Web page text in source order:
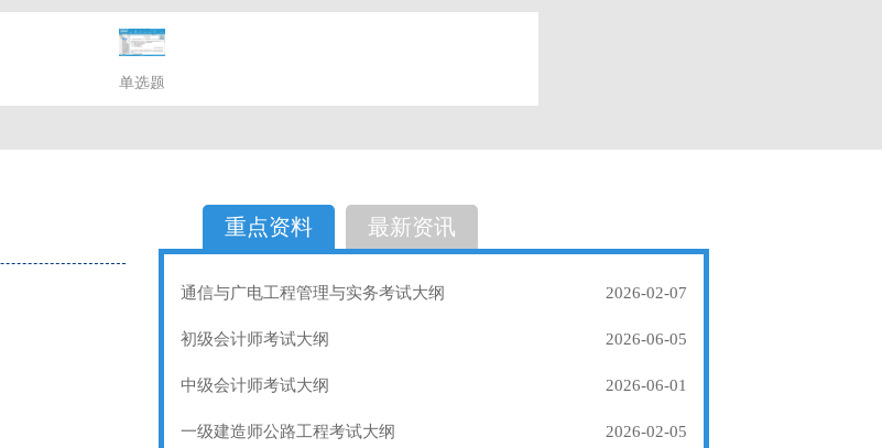
单选题
选择题
重点资料 最新资讯
通信与广电工程管理与实务考试大纲 2026-02-07
初级会计师考试大纲 2026-06-05
中级会计师考试大纲 2026-06-01
一级建造师公路工程考试大纲 2026-02-05